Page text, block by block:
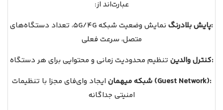
عبارت‌اند از:
پایش بلادرنگ:
نمایش وضعیت شبکه 5G/4G، تعداد دستگاه‌های
متصل، سرعت فعلی
کنترل والدین:
تنظیم محدودیت زمانی و محتوایی برای هر دستگاه
شبکه میهمان (Guest Network):
ایجاد وای‌فای مجزا با تنظیمات
امنیتی جداگانه